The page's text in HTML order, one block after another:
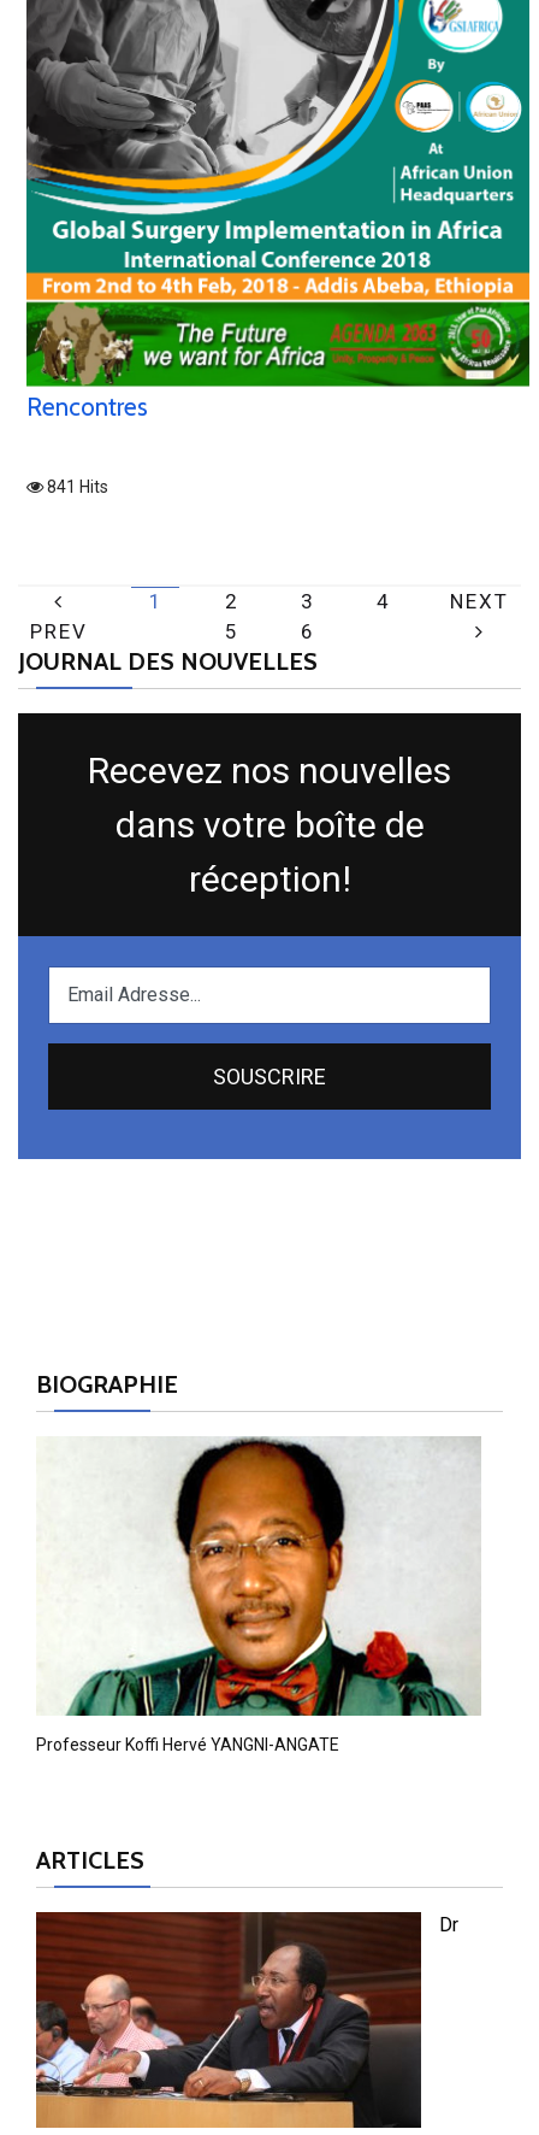
Rencontres
841 Hits
PREV
1 2 3
4
5
6
NEXT
JOURNAL DES NOUVELLES
Recevez nos nouvelles
dans votre boîte de
réception!
BIOGRAPHIE
Professeur Koffi Hervé YANGNI-ANGATE
ARTICLES
Dr